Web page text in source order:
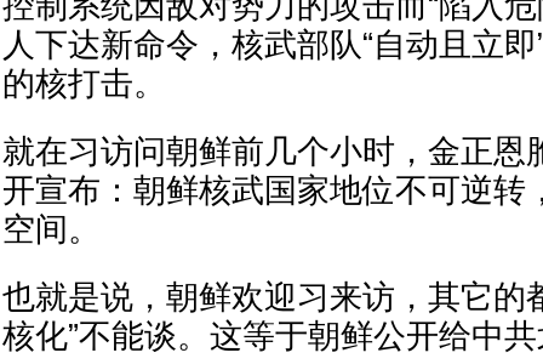
人下达新命令，核武部队“自动且立
的核打击。
就在习访问朝鲜前几个小时，金正恩
开宣布：朝鲜核武国家地位不可逆转
空间。
也就是说，朝鲜欢迎习来访，其它的
核化”不能谈。这等于朝鲜公开给中